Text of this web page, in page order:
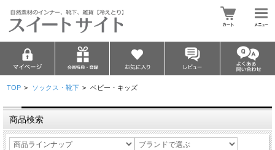
TOP > ソックス・靴下 > ベビー・キッズ
商品検索